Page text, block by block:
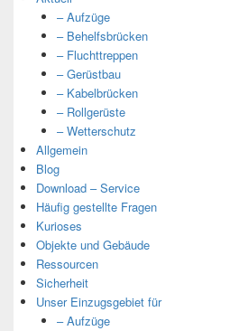
– Aufzüge
– Behelfsbrücken
– Fluchttreppen
– Gerüstbau
– Kabelbrücken
– Rollgerüste
– Wetterschutz
Allgemein
Blog
Download – Service
Häufig gestellte Fragen
Kurioses
Objekte und Gebäude
Ressourcen
Sicherheit
Unser Einzugsgebiet für
– Aufzüge